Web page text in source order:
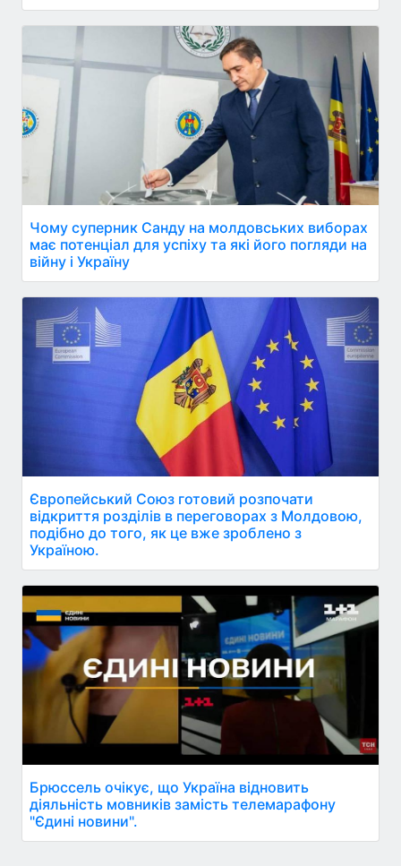
Чому суперник Санду на молдовських виборах
має потенціал для успіху та які його погляди на
війну і Україну
Європейський Союз готовий розпочати
відкриття розділів в переговорах з Молдовою,
подібно до того, як це вже зроблено з
Україною.
Брюссель очікує, що Україна відновить
діяльність мовників замість телемарафону
"Єдині новини".